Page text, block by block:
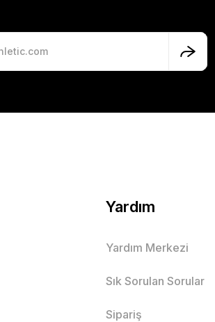
Yardım
Yardım Merkezi
Sık Sorulan Sorular
Sipariş